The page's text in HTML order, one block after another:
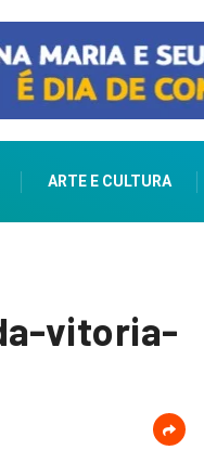
ARTE E CULTURA
vitoria-